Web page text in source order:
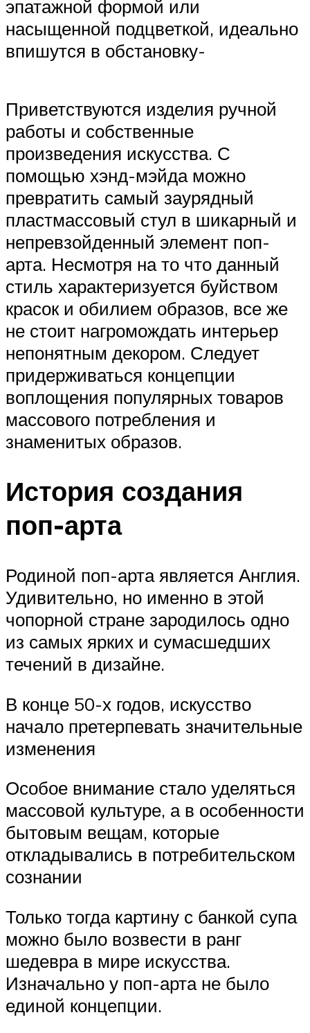
эпатажной формой или
насыщенной подцветкой, идеально
впишутся в обстановку-
Приветствуются изделия ручной
работы и собственные
произведения искусства. С
помощью хэнд-мэйда можно
превратить самый заурядный
пластмассовый стул в шикарный и
непревзойденный элемент поп-
арта. Несмотря на то что данный
стиль характеризуется буйством
красок и обилием образов, все же
не стоит нагромождать интерьер
непонятным декором. Следует
придерживаться концепции
воплощения популярных товаров
массового потребления и
знаменитых образов.
История создания
поп-арта
Родиной поп-арта является Англия.
Удивительно, но именно в этой
чопорной стране зародилось одно
из самых ярких и сумасшедших
течений в дизайне.
В конце 50-х годов, искусство
начало претерпевать значительные
изменения
Особое внимание стало уделяться
массовой культуре, а в особенности
бытовым вещам, которые
откладывались в потребительском
сознании
Только тогда картину с банкой супа
можно было возвести в ранг
шедевра в мире искусства.
Изначально у поп-арта не было
единой концепции.